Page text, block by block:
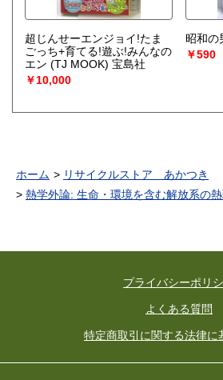
超じんせーエンジョイ!たま
ごっち+育てる!遊ぶ!みんなの
エン (TJ MOOK) 宝島社
￥10,000
昭和の
￥590
ホーム
リサイクルストア あかつき
熱学外論: 生命・環境を含む解放系の
プライバシーポリ
よくある質問
特定商取引に関する法律に